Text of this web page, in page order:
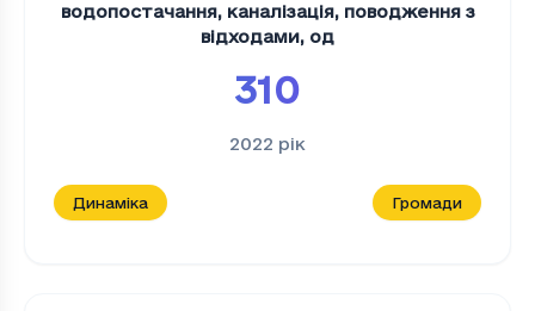
водопостачання, каналізація, поводження з
відходами, од
310
2022 рік
Динаміка Громади